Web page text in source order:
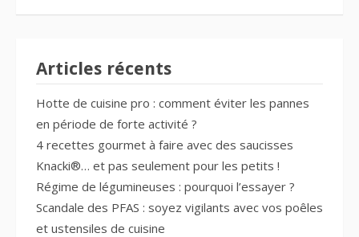
Articles récents
Hotte de cuisine pro : comment éviter les pannes
en période de forte activité ?
4 recettes gourmet à faire avec des saucisses
Knacki®… et pas seulement pour les petits !
Régime de légumineuses : pourquoi l’essayer ?
Scandale des PFAS : soyez vigilants avec vos poêles
et ustensiles de cuisine